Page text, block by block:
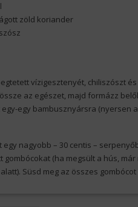
zöld koriander
vízigesztenyét, chiliszószt
az egészet, majd formázz
egy bambusznyársra (nyersen
egy nagyobb – 30 centis –
(ha megsült a hús,
Süsd meg az összes